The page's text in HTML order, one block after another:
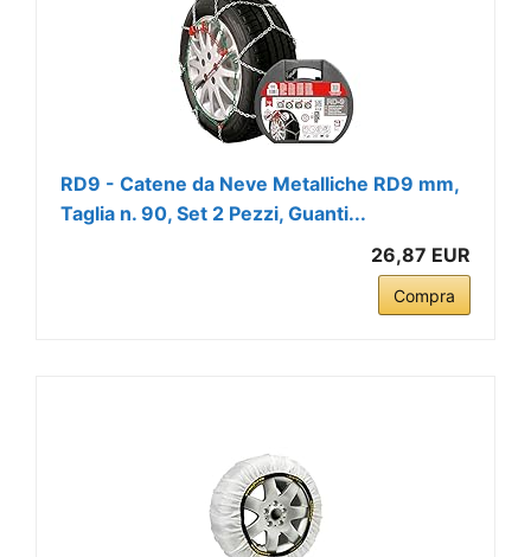
RD9 - Catene da Neve Metalliche RD9 mm,
Taglia n. 90, Set 2 Pezzi, Guanti...
26,87 EUR
Compra